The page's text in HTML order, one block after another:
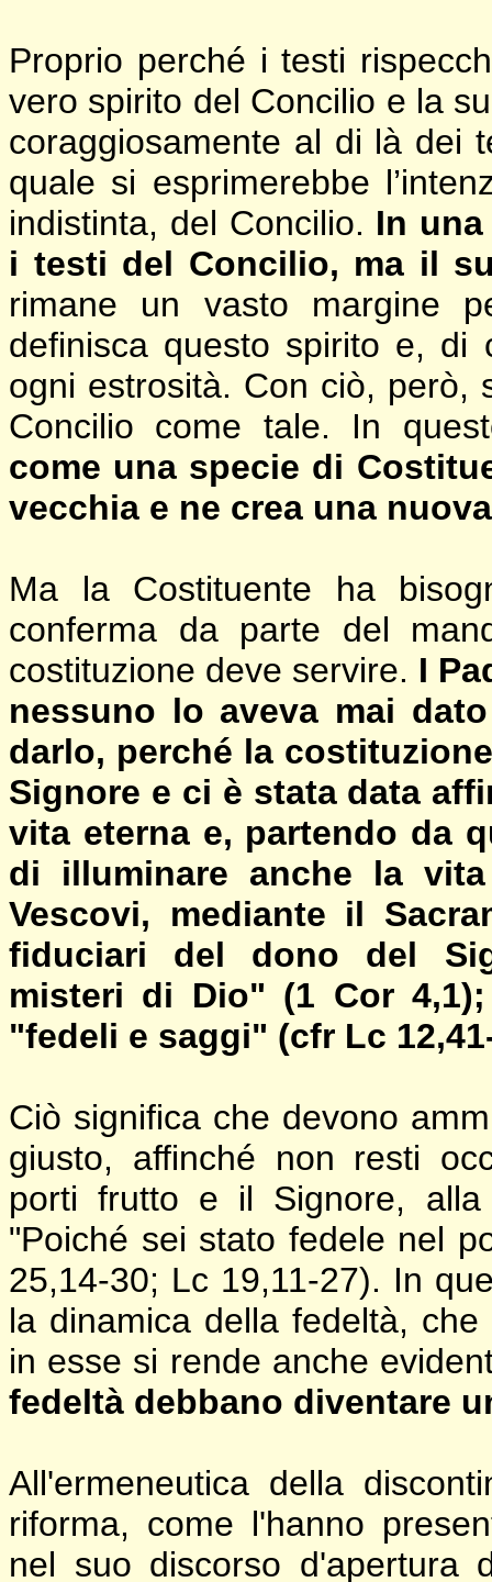
Proprio perché i testi
vero spirito del Concilio e la
coraggiosamente al di là dei
quale si esprimerebbe
indistinta, del Concilio. In
i testi del Concilio, ma il
rimane un vasto margine
definisca questo spirito e, di
ogni estrosità. Con ciò, però,
Concilio come tale. In
come una specie di
vecchia e ne crea una nuova
Ma la Costituente ha
conferma da parte del
costituzione deve servire. I
nessuno lo aveva mai
darlo, perché la
Signore e ci è stata data
vita eterna e, partendo da
di illuminare anche la
Vescovi, mediante il
fiduciari del dono del
misteri di Dio" (1 Cor
"fedeli e saggi" (cfr Lc
Ciò significa che devono
giusto, affinché non resti
porti frutto e il Signore, alla
"Poiché sei stato fedele nel
25,14-30; Lc 19,11-27). In
la dinamica della fedeltà,
in esse si rende anche
fedeltà debbano diventare
All'ermeneutica della
riforma, come l'hanno
nel suo discorso d'apertura